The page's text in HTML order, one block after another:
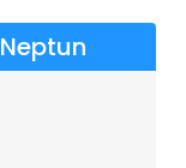
Neptun